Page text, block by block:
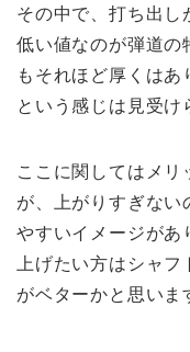
その中で、打ち出し
低い値なのが弾道の
もそれほど厚くは
という感じは見受け
ここに関してはメリ
が、上がりすぎない
やすいイメージがあ
上げたい方はシャフ
がベターかと思いま